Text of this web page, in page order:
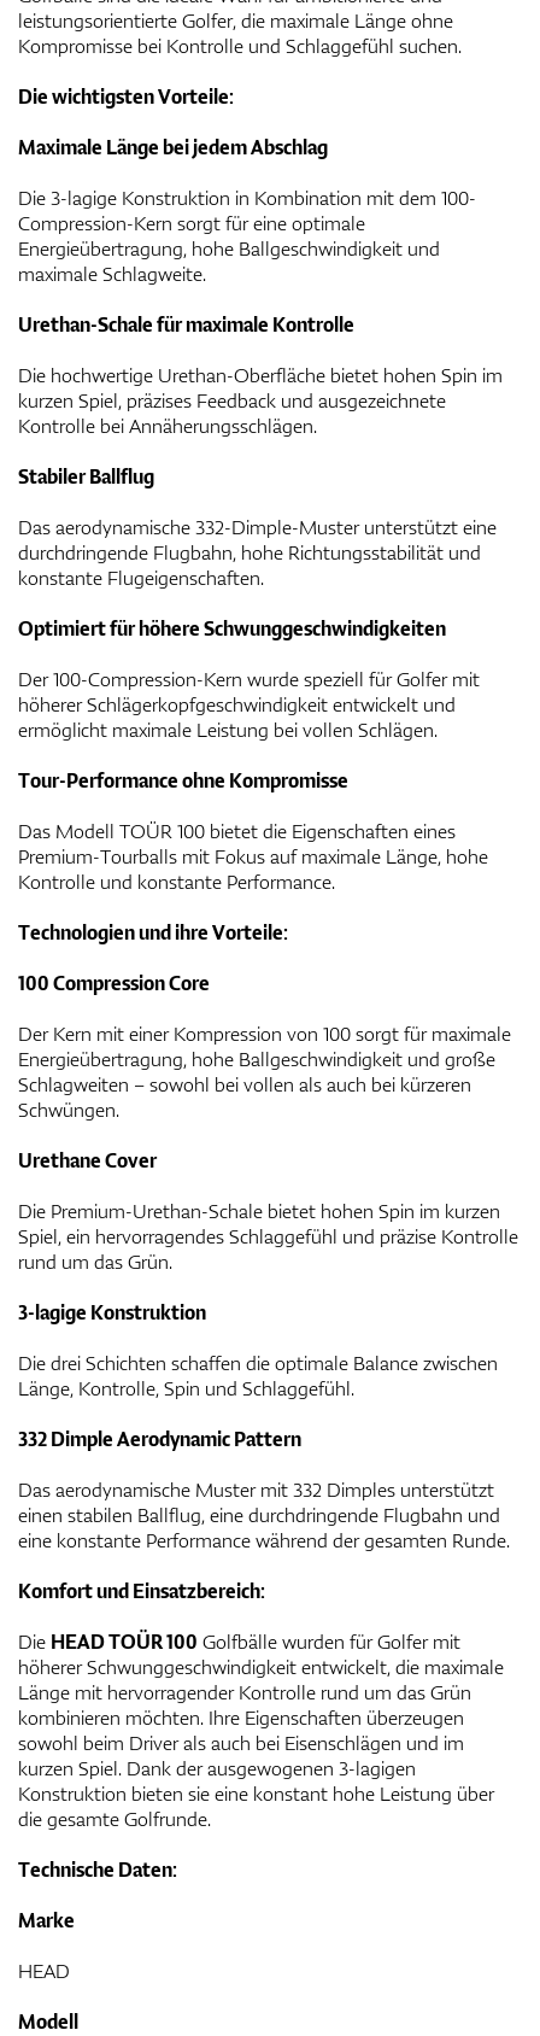
leistungsorientierte Golfer, die maximale Länge ohne
Kompromisse bei Kontrolle und Schlaggefühl suchen.
Die wichtigsten Vorteile:
Maximale Länge bei jedem Abschlag
Die 3-lagige Konstruktion in Kombination mit dem 100-
Compression-Kern sorgt für eine optimale
Energieübertragung, hohe Ballgeschwindigkeit und
maximale Schlagweite.
Urethan-Schale für maximale Kontrolle
Die hochwertige Urethan-Oberfläche bietet hohen Spin im
kurzen Spiel, präzises Feedback und ausgezeichnete
Kontrolle bei Annäherungsschlägen.
Stabiler Ballflug
Das aerodynamische 332-Dimple-Muster unterstützt eine
durchdringende Flugbahn, hohe Richtungsstabilität und
konstante Flugeigenschaften.
Optimiert für höhere Schwunggeschwindigkeiten
Der 100-Compression-Kern wurde speziell für Golfer mit
höherer Schlägerkopfgeschwindigkeit entwickelt und
ermöglicht maximale Leistung bei vollen Schlägen.
Tour-Performance ohne Kompromisse
Das Modell TOÜR 100 bietet die Eigenschaften eines
Premium-Tourballs mit Fokus auf maximale Länge, hohe
Kontrolle und konstante Performance.
Technologien und ihre Vorteile:
100 Compression Core
Der Kern mit einer Kompression von 100 sorgt für maximale
Energieübertragung, hohe Ballgeschwindigkeit und große
Schlagweiten – sowohl bei vollen als auch bei kürzeren
Schwüngen.
Urethane Cover
Die Premium-Urethan-Schale bietet hohen Spin im kurzen
Spiel, ein hervorragendes Schlaggefühl und präzise Kontrolle
rund um das Grün.
3-lagige Konstruktion
Die drei Schichten schaffen die optimale Balance zwischen
Länge, Kontrolle, Spin und Schlaggefühl.
332 Dimple Aerodynamic Pattern
Das aerodynamische Muster mit 332 Dimples unterstützt
einen stabilen Ballflug, eine durchdringende Flugbahn und
eine konstante Performance während der gesamten Runde.
Komfort und Einsatzbereich:
Die HEAD TOÜR 100 Golfbälle wurden für Golfer mit
höherer Schwunggeschwindigkeit entwickelt, die maximale
Länge mit hervorragender Kontrolle rund um das Grün
kombinieren möchten. Ihre Eigenschaften überzeugen
sowohl beim Driver als auch bei Eisenschlägen und im
kurzen Spiel. Dank der ausgewogenen 3-lagigen
Konstruktion bieten sie eine konstant hohe Leistung über
die gesamte Golfrunde.
Technische Daten:
Marke
HEAD
Modell